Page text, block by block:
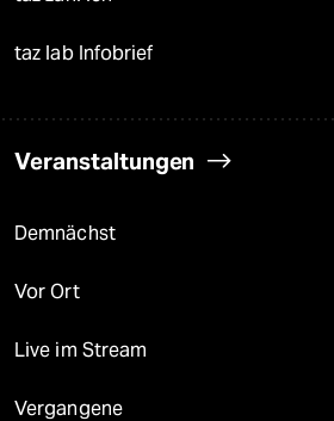
taz lab Infobrief
Veranstaltungen
Demnächst
Vor Ort
Live im Stream
Vergangene